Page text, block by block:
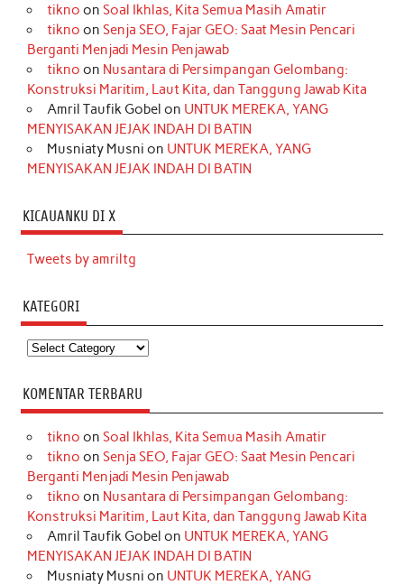
tikno on Soal Ikhlas, Kita Semua Masih Amatir
tikno on Senja SEO, Fajar GEO: Saat Mesin Pencari
Berganti Menjadi Mesin Penjawab
tikno on Nusantara di Persimpangan Gelombang:
Konstruksi Maritim, Laut Kita, dan Tanggung Jawab Kita
Amril Taufik Gobel on UNTUK MEREKA, YANG
MENYISAKAN JEJAK INDAH DI BATIN
Musniaty Musni on UNTUK MEREKA, YANG
MENYISAKAN JEJAK INDAH DI BATIN
KICAUANKU DI X
Tweets by amriltg
KATEGORI
Kategori
KOMENTAR TERBARU
tikno on Soal Ikhlas, Kita Semua Masih Amatir
tikno on Senja SEO, Fajar GEO: Saat Mesin Pencari
Berganti Menjadi Mesin Penjawab
tikno on Nusantara di Persimpangan Gelombang:
Konstruksi Maritim, Laut Kita, dan Tanggung Jawab Kita
Amril Taufik Gobel on UNTUK MEREKA, YANG
MENYISAKAN JEJAK INDAH DI BATIN
Musniaty Musni on UNTUK MEREKA, YANG